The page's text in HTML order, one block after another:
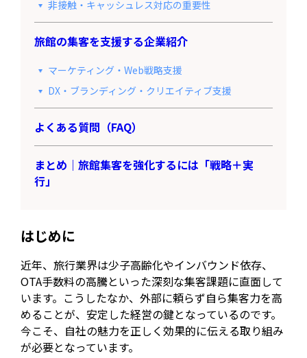
非接触・キャッシュレス対応の重要性
旅館の集客を支援する企業紹介
マーケティング・Web戦略支援
DX・ブランディング・クリエイティブ支援
よくある質問（FAQ）
まとめ｜旅館集客を強化するには「戦略＋実
行」
はじめに
近年、旅行業界は少子高齢化やインバウンド依存、
OTA手数料の高騰といった深刻な集客課題に直面して
います。こうしたなか、外部に頼らず自ら集客力を高
めることが、安定した経営の鍵となっているのです。
今こそ、自社の魅力を正しく効果的に伝える取り組み
が必要となっています。